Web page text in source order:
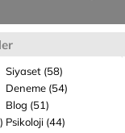
Siyaset (58)
Deneme (54)
Blog (51)
Psikoloji (44)